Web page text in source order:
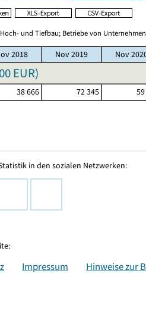
und Tiefbau; Betriebe von
2018 Nov 2019 Nov
EUR)
38 666 72 345
in den sozialen Netzwerken:
Impressum Hinweise zur